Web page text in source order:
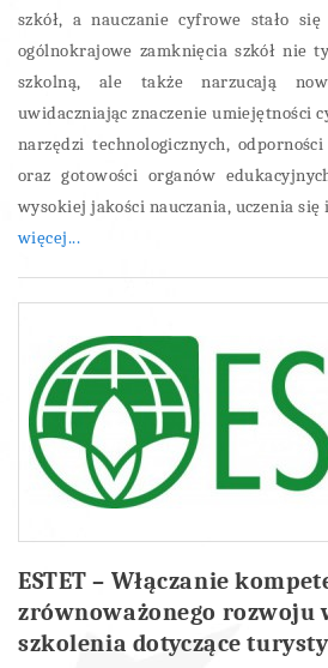
szkół, a nauczanie cyfrowe stało
ogólnokrajowe zamknięcia szkół nie
szkolną, ale także narzucają
uwidaczniając znaczenie umiejętności
narzędzi technologicznych,
oraz gotowości organów
wysokiej jakości nauczania, uczenia się
więcej...
ESTET – Włączanie
zrównoważonego rozwoju
szkolenia dotyczące